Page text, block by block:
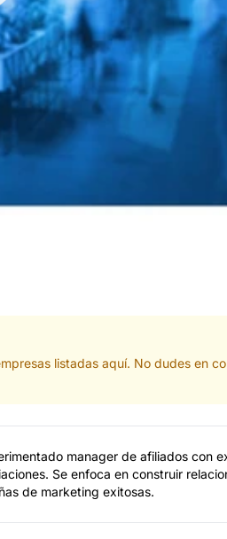
listadas aquí. No dudes en
manager de afiliados con
Se enfoca en construir
de marketing exitosas.